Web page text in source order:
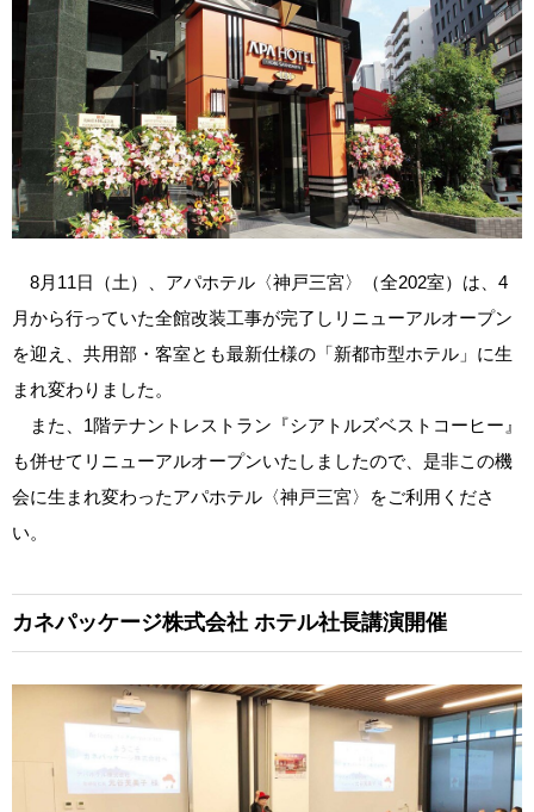
8月11日（土）、アパホテル〈神戸三宮〉（全202室）は、4
月から行っていた全館改装工事が完了しリニューアルオープン
を迎え、共用部・客室とも最新仕様の「新都市型ホテル」に生
まれ変わりました。
また、1階テナントレストラン『シアトルズベストコーヒー』
も併せてリニューアルオープンいたしましたので、是非この機
会に生まれ変わったアパホテル〈神戸三宮〉をご利用くださ
い。
カネパッケージ株式会社 ホテル社長講演開催